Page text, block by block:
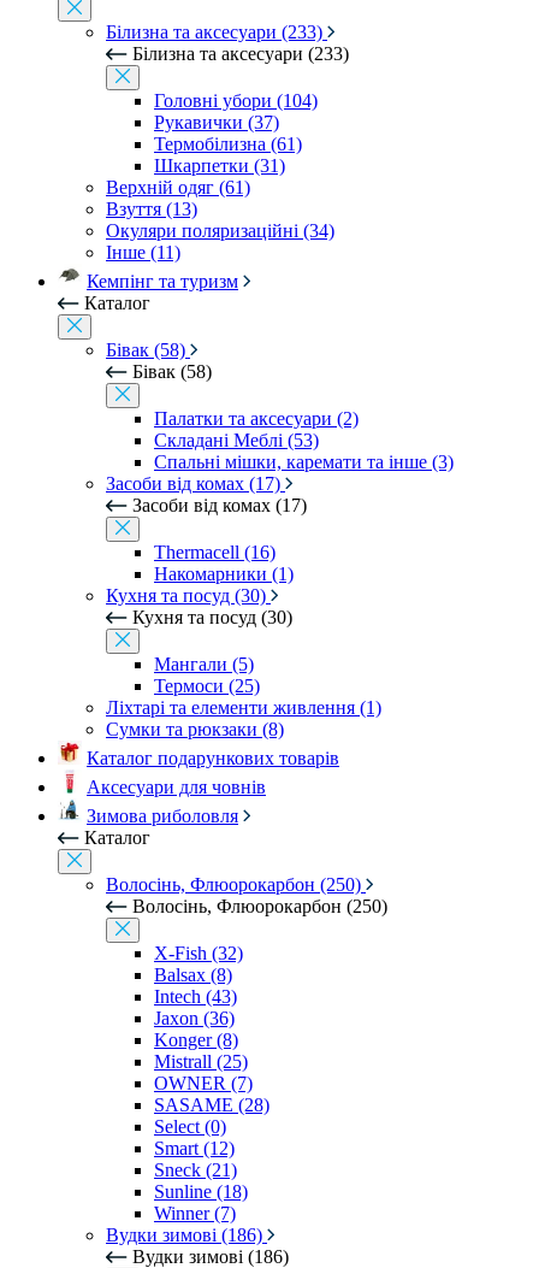
Білизна та аксесуари (233)
Білизна та аксесуари (233)
Головні убори (104)
Рукавички (37)
Термобілизна (61)
Шкарпетки (31)
Верхній одяг (61)
Взуття (13)
Окуляри поляризаційні (34)
Інше (11)
Кемпінг та туризм
Каталог
Бівак (58)
Бівак (58)
Палатки та аксесуари (2)
Складані Меблі (53)
Спальні мішки, каремати та інше (3)
Засоби від комах (17)
Засоби від комах (17)
Thermacell (16)
Накомарники (1)
Кухня та посуд (30)
Кухня та посуд (30)
Мангали (5)
Термоси (25)
Ліхтарі та елементи живлення (1)
Сумки та рюкзаки (8)
Каталог подарункових товарів
Аксесуари для човнів
Зимова риболовля
Каталог
Волосінь, Флюорокарбон (250)
Волосінь, Флюорокарбон (250)
X-Fish (32)
Balsax (8)
Intech (43)
Jaxon (36)
Konger (8)
Mistrall (25)
OWNER (7)
SASAME (28)
Select (0)
Smart (12)
Sneck (21)
Sunline (18)
Winner (7)
Вудки зимові (186)
Вудки зимові (186)